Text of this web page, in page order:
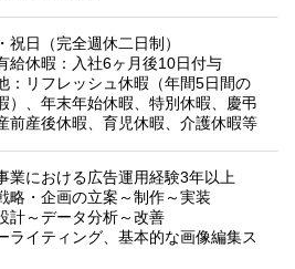
祝日（完全週休二日制）
給休暇：入社6ヶ月後10日付与
：リフレッシュ休暇（年間5日間の
）、年末年始休暇、特別休暇、慶弔
前産後休暇、育児休暇、介護休暇等
業における広告運用経験3年以上
略・企画の立案～制作～実装
計～データ分析～改善
ライティング、基本的な画像編集ス